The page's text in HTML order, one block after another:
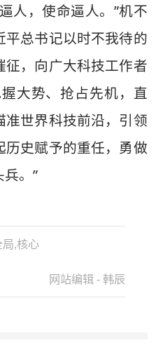
，使命逼人。”机不
总书记以时不我待的
征，向广大科技工作者
大势、抢占先机，直
世界科技前沿，引领
史赋予的重任，勇做
。”
局,核心
网站编辑 - 韩辰